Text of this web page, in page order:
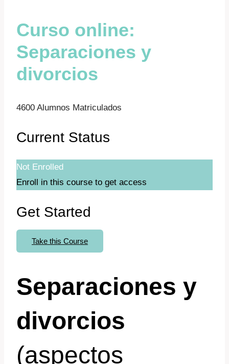
Curso online:
Separaciones y
divorcios
4600 Alumnos Matriculados
Current Status
Not Enrolled
Enroll in this course to get access
Get Started
Take this Course
Separaciones y
divorcios
(aspectos